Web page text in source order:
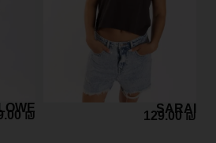
₪ SARAI
129.00₪